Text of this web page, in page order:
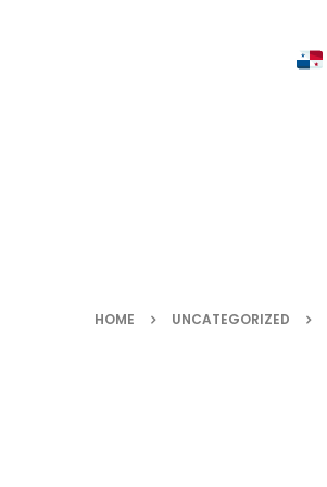
HOME UNCATEGORIZED